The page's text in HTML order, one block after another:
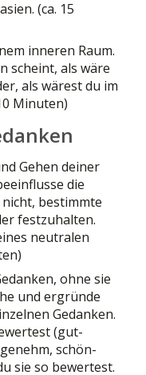
(ca. 15
inneren Raum.
scheint, als wäre
als wärest du im
Minuten)
Gehen deiner
die
bestimmte
festzuhalten.
neutralen
ohne sie
und ergründe
Gedanken.
(gut-
schön-
sie so bewertest.